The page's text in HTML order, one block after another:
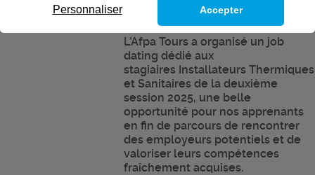
L’Afpa Tours a organisé un job
dating dédié aux
stagiaires Installateurs Thermiques
et Sanitaires de la deuxième
session 2025, une belle
opportunité pour nos apprenants
en fin de parcours de rencontrer
des employeurs potentiels et de
valoriser leurs compétences
fraîchement acquises.
Personnaliser Accepter